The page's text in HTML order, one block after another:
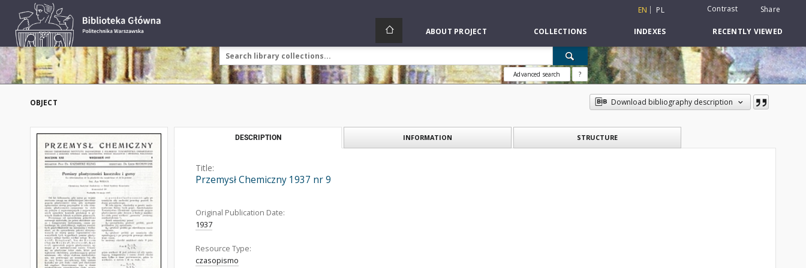
EN PL Contrast Share
ABOUT PROJECT COLLECTIONS INDEXES RECENTLY VIEWED
Advanced search ?
OBJECT Download bibliography description
DESCRIPTION INFORMATION STRUCTURE
Title:
Przemysł Chemiczny 1937 nr 9
Original Publication Date:
1937
Resource Type:
czasopismo